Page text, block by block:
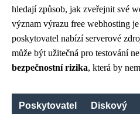
hledají způsob, jak zveřejnit své
význam výrazu free webhosting
poskytovatel nabízí serverové
může být užitečná pro testování
bezpečnostní rizika, která by
Poskytovatel
Diskový